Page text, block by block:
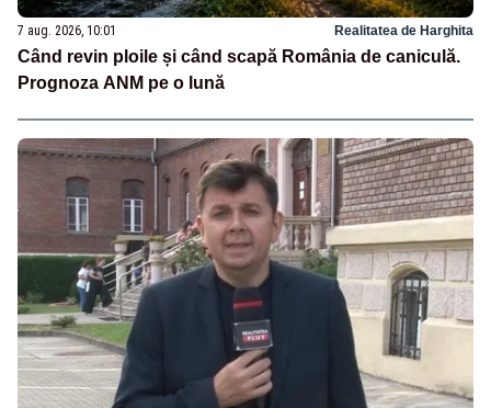
7 aug. 2026, 10:01 Realitatea de Harghita
Când revin ploile și când scapă România de caniculă.
Prognoza ANM pe o lună